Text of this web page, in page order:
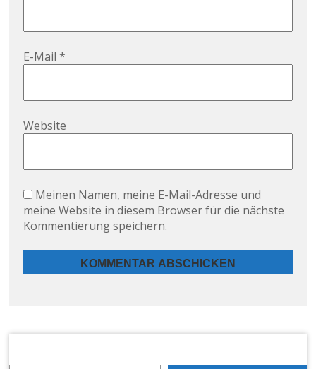
E-Mail*
Website
Meinen Namen, meine E-Mail-Adresse und
meine Website in diesem Browser für die nächste
Kommentierung speichern.